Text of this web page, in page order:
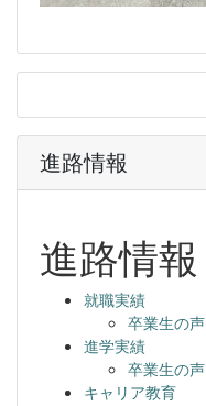
進路情報
進路情報
就職実績
卒業生の声
進学実績
卒業生の声
キャリア教育